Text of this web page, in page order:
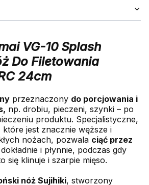
VG-10 Splash
Do Filetowania
24cm
przeznaczony do porcjowania i
np. drobiu, pieczeni, szynki – po
produktu. Specjalistyczne,
które jest znacznie węższe i
nożach, pozwala ciąć przez
dokładnie i płynnie, podczas gdy
się klinuje i szarpie mięso.
nóż Sujihiki, stworzony